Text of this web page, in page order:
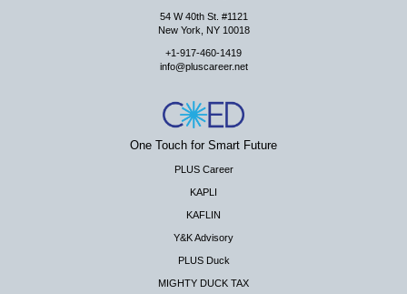
54 W 40th St. #1121
New York, NY 10018
+1-917-460-1419
info@pluscareer.net
One Touch for Smart Future
PLUS Career
KAPLI
KAFLIN
Y&K Advisory
PLUS Duck
MIGHTY DUCK TAX